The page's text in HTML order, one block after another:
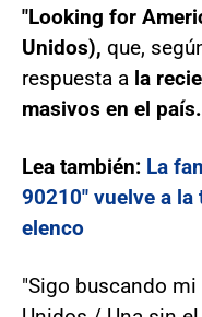
"Looking for
Unidos), que,
respuesta a la
masivos en el país.
Lea también: La
90210" vuelve a
elenco
"Sigo buscando